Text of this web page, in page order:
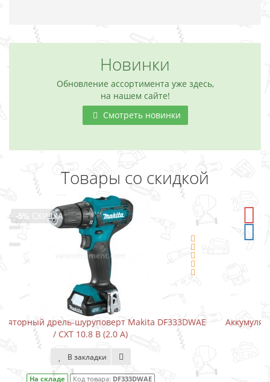
Новинки
Обновление ассортимента уже здесь,
на нашем сайте!
Смотреть новинки
Товары со скидкой
-5%СКИДКА
Аккумуляторный шуруповерт-отвертка Makita
На складе Код товара: DF001DW